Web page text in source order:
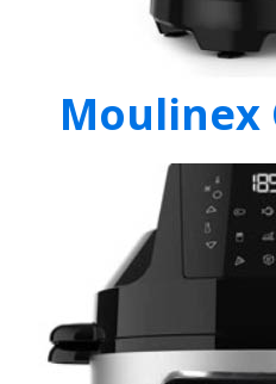
Moulinex